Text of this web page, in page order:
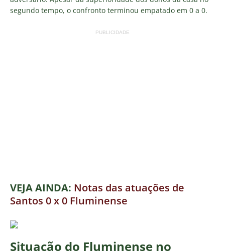
segundo tempo, o confronto terminou empatado em 0 a 0.
PUBLICIDADE
VEJA AINDA: Notas das atuações de
Santos 0 x 0 Fluminense
Situação do Fluminense no